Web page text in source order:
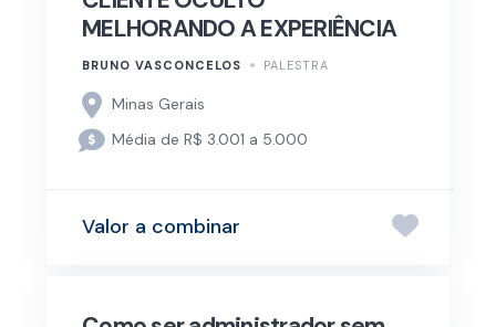
MELHORANDO A EXPERIÊNCIA
BRUNO VASCONCELOS PALESTRA
Minas Gerais
Média de R$ 3.001 a 5.000
Valor a combinar